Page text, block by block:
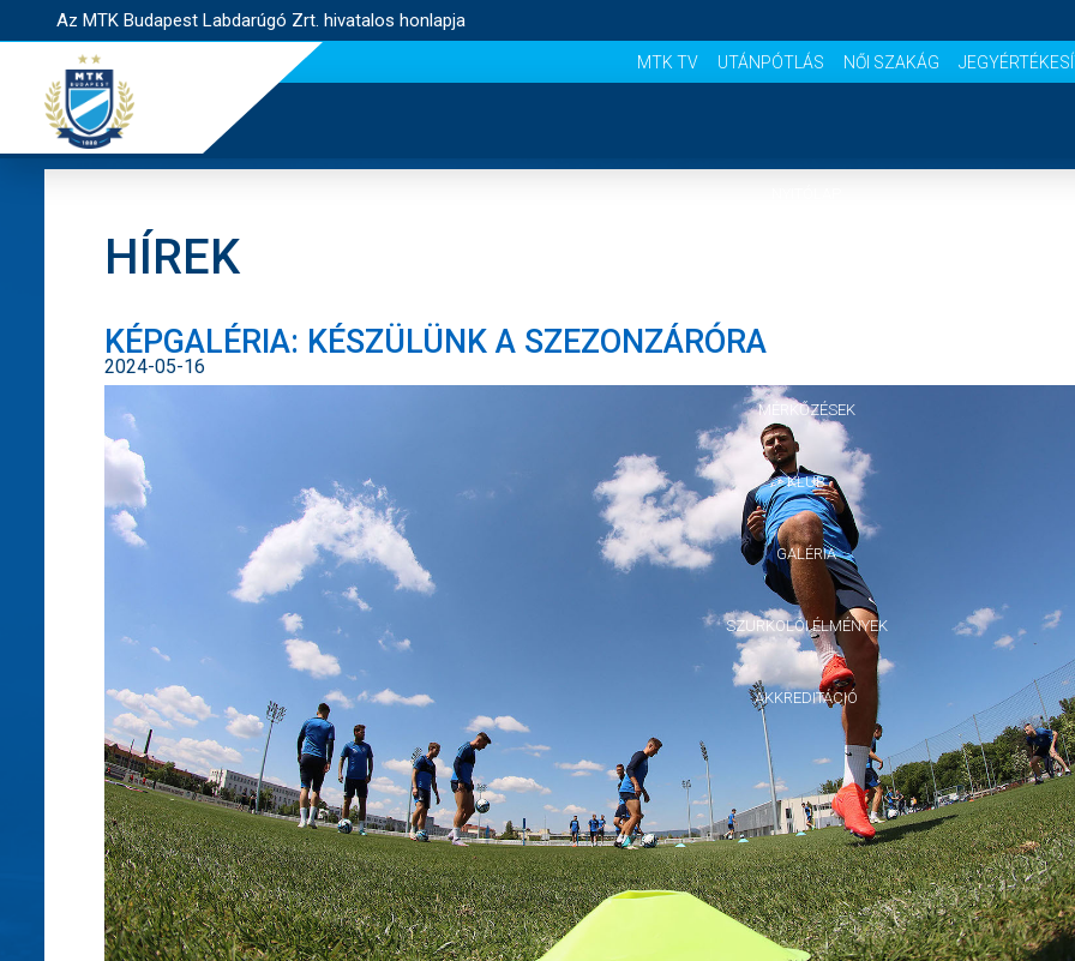
Az MTK Budapest Labdarúgó Zrt. hivatalos honlapja
MTK TV UTÁNPÓTLÁS NŐI SZAKÁG
MÉRKŐZÉSEK
KLUB
GALÉRIA
SZURKOLÓI ÉLMÉNYEK
AKKREDITÁCIÓ
HÍREK
KÉPGALÉRIA: KÉSZÜLÜNK A SZEZONZÁRÓRA
2024-05-16